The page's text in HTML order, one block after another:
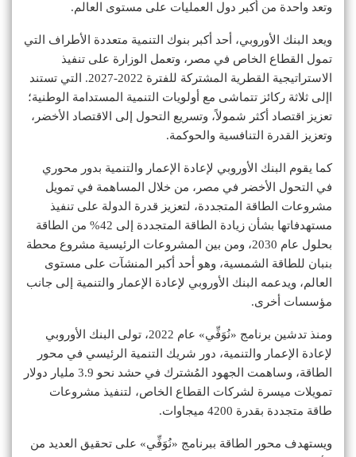
وتعد واحدة من أكبر دول العمليات على مستوى العالم.
ويعد البنك الأوروبي، أحد أكبر بنوك التنمية متعددة الأطراف التي
تمول القطاع الخاص في مصر، وتعمل الوزارة على تنفيذ
الاستراتيجية القطرية المشتركة للفترة 2022-2027. التي تستند
اإلى ثلاثة ركائز تتماشى مع أولويات التنمية المستدامة الوطنية؛
تعزيز اقتصاد أكثر شمولاً، وتسريع التحول إلى الاقتصاد الأخضر،
وتعزيز القدرة التنافسية والحوكمة.
كما يقوم البنك الأوروبي لإعادة الإعمار والتنمية بدور محوري
في التحول الأخضر في مصر، من خلال المساهمة في تمويل
مشروعات الطاقة المتجددة، لتعزيز قدرة الدولة على تنفيذ
مستهدفاتها بشأن زيادة الطاقة المتجددة إلى 42% من الطاقة
بحلول عام 2030، ومن بين المشروعات الرئيسية مشروع محطة
بنبان للطاقة الشمسية، وهو أحد أكبر المنشآت على مستوى
العالم، ويدعمه البنك الأوروبي لإعادة الإعمار والتنمية إلى جانب
مؤسسات أخرى.
ومنذ تدشين برنامج «نُوَفِّي» عام 2022، تولى البنك الأوروبي
لإعادة الإعمار والتنمية، دور شريك التنمية الرئيسي في محور
الطاقة، وساهمت الجهود المُشترك في حشد نحو 3.9 مليار دولار
تمويلات ميسرة لشركات القطاع الخاص، لتنفيذ مشروعات
طاقة متجددة بقدرة 4200 ميجاوات.
ويستهدف محور الطاقة ببرنامج «نُوَفِّي» على تحقيق العديد من